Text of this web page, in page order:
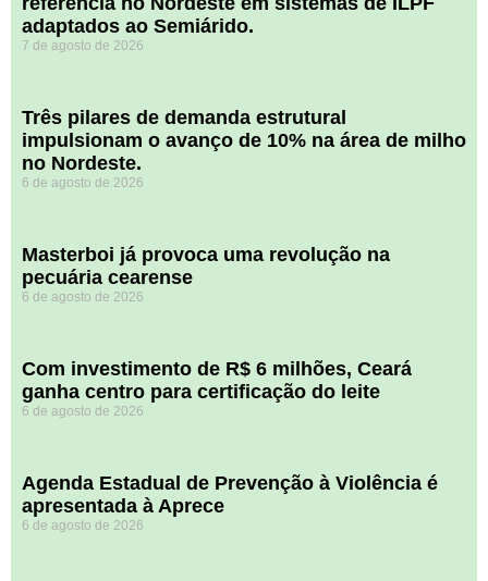
adaptados ao Semiárido.
7 de agosto de 2026
​Três pilares de demanda estrutural
impulsionam o avanço de 10% na área de milho
no Nordeste.
6 de agosto de 2026
Masterboi já provoca uma revolução na
pecuária cearense
6 de agosto de 2026
Com investimento de R$ 6 milhões, Ceará
ganha centro para certificação do leite
6 de agosto de 2026
Agenda Estadual de Prevenção à Violência é
apresentada à Aprece
6 de agosto de 2026